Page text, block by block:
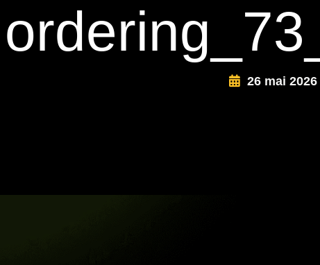
26 mai 2026